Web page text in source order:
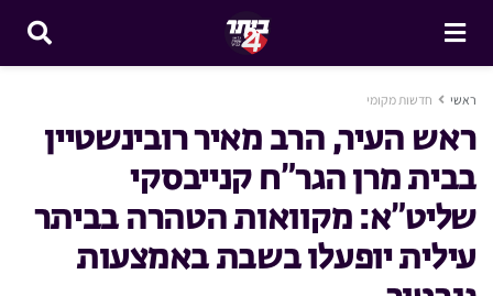
ראשי חדשות מקומי
ראש העיר, הרב מאיר רובינשטיין
בבית מרן הגר”ח קנייבסקי
שליט”א: מקוואות הטהרה בביתר
עילית יופעלו בשבת באמצעות